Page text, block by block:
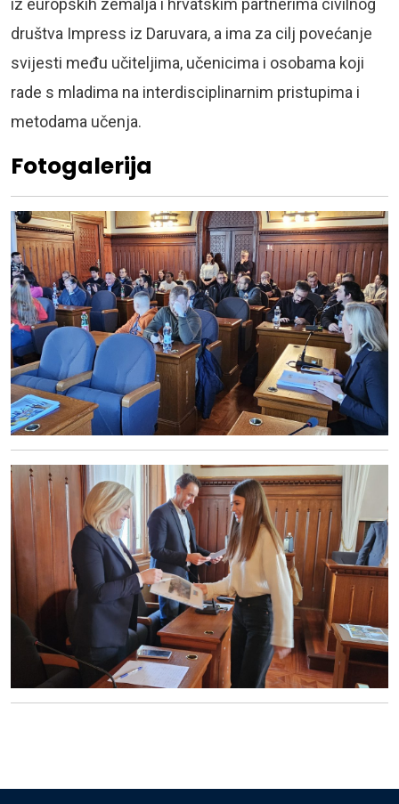
iz europskih zemalja i hrvatskim partnerima civilnog
društva Impress iz Daruvara, a ima za cilj povećanje
svijesti među učiteljima, učenicima i osobama koji
rade s mladima na interdisciplinarnim pristupima i
metodama učenja.
Fotogalerija